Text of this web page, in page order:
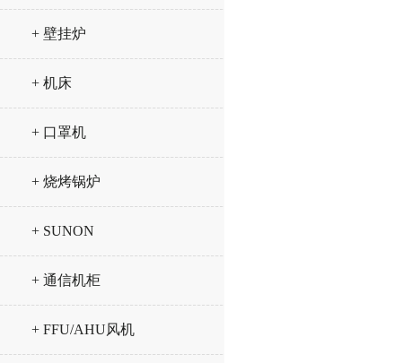
+ 壁挂炉
+ 机床
+ 口罩机
+ 烧烤锅炉
+ SUNON
+ 通信机柜
+ FFU/AHU风机